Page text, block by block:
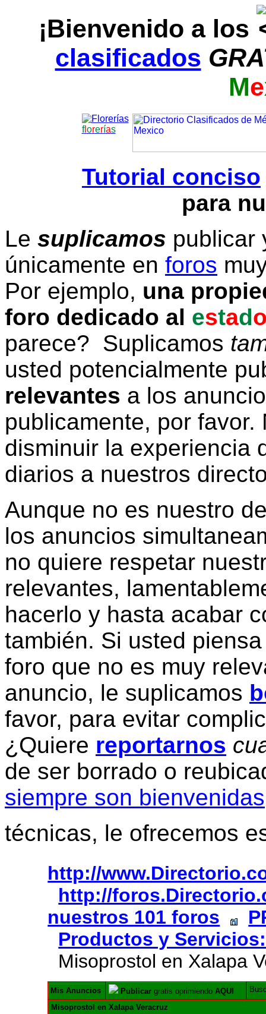
¡Bienvenido a los
clasificados
Me
florerías
Tutorial conciso
para
Le suplicamos publicar
únicamente en foros
Por ejemplo, una
foro dedicado al estad
parece? Suplicamos
usted potencialmente
relevantes a los
publicamente, por
disminuir la experiencia
diarios a nuestros
Aunque no es nuestro
los anuncios
no quiere respetar
relevantes,
hacerlo y hasta acabar
también. Si usted
foro que no es muy
anuncio, le suplicamos
favor, para evitar
¿Quiere reportarnos
de ser borrado o
siempre son bienvenidas
técnicas, le ofrecemos
http://
http://
nuestros 101 foros
Productos y
Misoprostol en Xalapa
Mis Anuncios Publicar gratis oprimiendoAQUI
Misoprostol en Xalapa Veracruz